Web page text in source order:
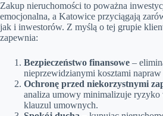
Zakup nieruchomości to poważna
emocjonalna, a Katowice przyciągają
jak i inwestorów. Z myślą o tej grupie
zapewnia:
Bezpieczeństwo finansowe –
nieprzewidzianymi kosztami
Ochronę przed niekorzystnymi
analiza umowy minimalizuje ryzyko
klauzul umownych.